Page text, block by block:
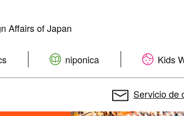
Affairs of Japan
niponica Kids
Servicio de